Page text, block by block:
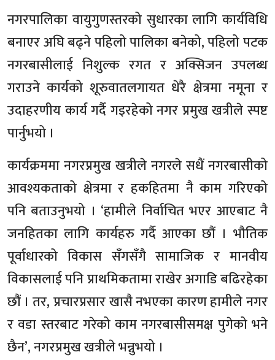
नगरपालिका वायुगुणस्तरको सुधारका लागि कार्यविधि
बनाएर अघि बढ्ने पहिलो पालिका बनेको, पहिलो पटक
नगरबासीलाई निशुल्क रगत र अक्सिजन उपलब्ध
गराउने कार्यको शूरुवातलगायत धेरै क्षेत्रमा नमूना र
उदाहरणीय कार्य गर्दै गइरहेको नगर प्रमुख खत्रीले स्पष्ट
पार्नुभयो ।
कार्यक्रममा नगरप्रमुख खत्रीले नगरले सधैं नगरबासीको
आवश्यकताको क्षेत्रमा र हकहितमा नै काम गरिएको
पनि बताउनुभयो । ‘हामीले निर्वाचित भएर आएबाट नै
जनहितका लागि कार्यहरु गर्दै आएका छौं । भौतिक
पूर्वाधारको विकास सँगसँगै सामाजिक र मानवीय
विकासलाई पनि प्राथमिकतामा राखेर अगाडि बढिरहेका
छौं । तर, प्रचारप्रसार खासै नभएका कारण हामीले नगर
र वडा स्तरबाट गरेको काम नगरबासीसमक्ष पुगेको भने
छैन’, नगरप्रमुख खत्रीले भन्नुभयो ।